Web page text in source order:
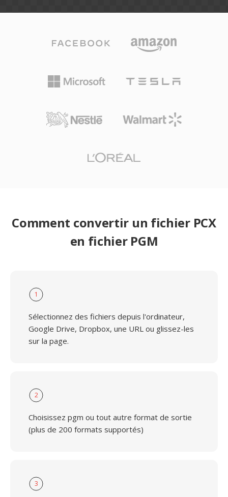
Comment convertir un fichier PCX
en fichier PGM
1
Sélectionnez des fichiers depuis l'ordinateur,
Google Drive, Dropbox, une URL ou glissez-les
sur la page.
2
Choisissez pgm ou tout autre format de sortie
(plus de 200 formats supportés)
3